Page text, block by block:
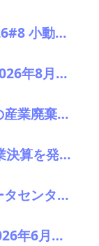
コバルト市場近況2026#8 小動き、オフシーズンで薄商い 電池向けはLFPリサイクルが重荷
チタン原料市場市況2026年8月 下落、最終需要戻らず 鉱石8年ぶり安値
米国、重要鉱物含有の産業廃棄物の輸出を制限へ トランプ氏が署名、国家防衛で物資確保
フルヤ金属：26/6期業決算を発表。中計進捗状況
リオ・ティント データセンターブームにおける自社の優位性を強調 銅やアルミニウム事業の伸び背景に
【貿易統計/日本】 2026年6月一覧表